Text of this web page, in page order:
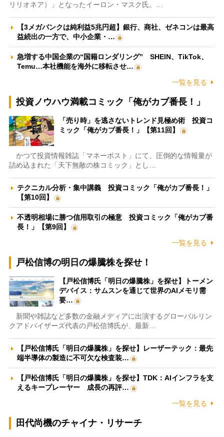
リリオネア）」となったイーロン・マスク氏。…
【3メガバンクは純利益5兆円超】銀行、商社、ゼネコンは最高
益続出の一方で、中小企業・…
急増する中国企業の“国籍ロンダリング” SHEIN、TikTok、
Temu…本社機能を海外に移転させ…
一覧を見る
投資ノウハウ満載コミック「俺がカブ番長！」
「売り時」を逃さないトレンド見極め術 投資コ
ミック「俺がカブ番長！」【第11回】
かつて投資情報雑誌「マネーポスト」にて、圧倒的な情報量が
詰め込まれた「天下無敵の株コミック」とし…
テクニカル分析・集中講義 投資コミック「俺がカブ番長！」
【第10回】
不透明相場に勝つ信用取引の極意 投資コミック「俺がカブ番
長！」【第9回】
一覧を見る
戸松信博の明日の爆騰株を探せ！
【戸松信博氏「明日の爆騰株」を探せ】トーメン
デバイス：サムスンを通じて世界のAIメモリ需
要…
新聞や雑誌など多数の金融メディアに出演するグローバルリン
クアドバイザーズ代表の戸松信博氏が、最新…
【戸松信博氏「明日の爆騰株」を探せ】レーザーテック：最先
端半導体の製造に不可欠な検査装…
【戸松信博氏「明日の爆騰株」を探せ】TDK：AIインフラを支
えるキープレーヤー 成長の再評…
一覧を見る
田代尚機のチャイナ・リサーチ